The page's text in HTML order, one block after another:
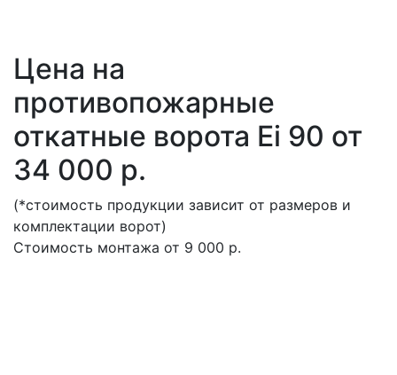
Цена на
противопожарные
откатные ворота Ei 90 от
34 000 р.
(*стоимость продукции зависит от размеров и
комплектации ворот)
Стоимость монтажа от 9 000 р.